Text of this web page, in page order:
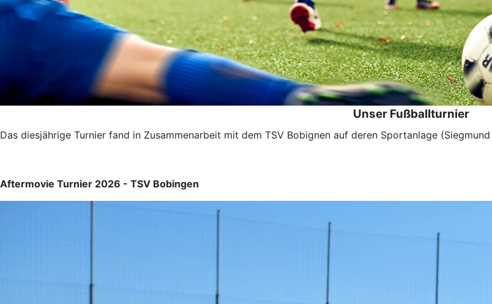
Unser Fußballturnier
Das diesjährige Turnier fand in Zusammenarbeit mit dem TSV Bobignen auf deren Sportanlage
Aftermovie Turnier 2026 - TSV Bobingen